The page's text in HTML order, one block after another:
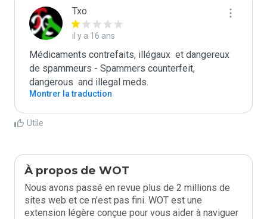
Txo
il y a 16 ans
Médicaments contrefaits, illégaux  et dangereux
de spammeurs - Spammers counterfeit,
dangerous  and illegal meds.
Montrer la traduction
Utile
À propos de WOT
Nous avons passé en revue plus de 2 millions de
sites web et ce n'est pas fini. WOT est une
extension légère conçue pour vous aider à naviguer